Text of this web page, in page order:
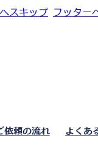
スキップ フッター
依頼の流れ よくあ